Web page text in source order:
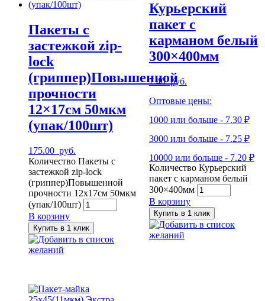
Пакеты с
застежкой zip-
lock
(гриппер)Повышенной
прочности
12×17см 50мкм
(упак/100шт)
175.00 руб.
Количество Пакеты с
застежкой zip-lock
(гриппер)Повышенной
прочности 12x17см 50мкм
(упак/100шт)
В корзину
Купить в 1 клик
Добавить в список
желаний
Курьерский
пакет с
карманом белый
300×400мм
7.40руб.
Оптовые цены:
1000 или больше - 7.30 ₽
3000 или больше - 7.25 ₽
10000 или больше - 7.20 ₽
Количество Курьерский
пакет с карманом белый
300×400мм
В корзину
Купить в 1 клик
Добавить в список
желаний